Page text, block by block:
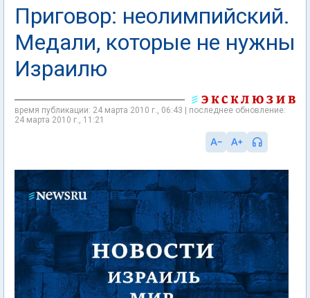
Приговор: неолимпийский.
Медали, которые не нужны
Израилю
время публикации: 24 марта 2010 г., 06:43 | последнее обновление:
24 марта 2010 г., 11:21